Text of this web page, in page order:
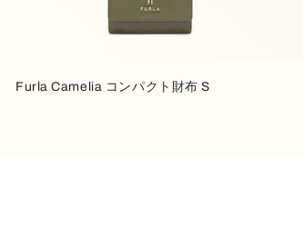
Furla Camelia コンパクト財布 S